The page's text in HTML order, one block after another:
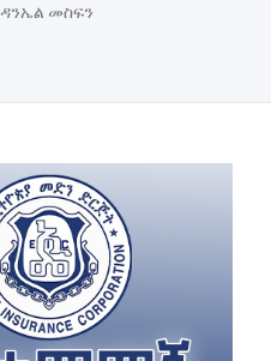
ዳንኤል መስፍን